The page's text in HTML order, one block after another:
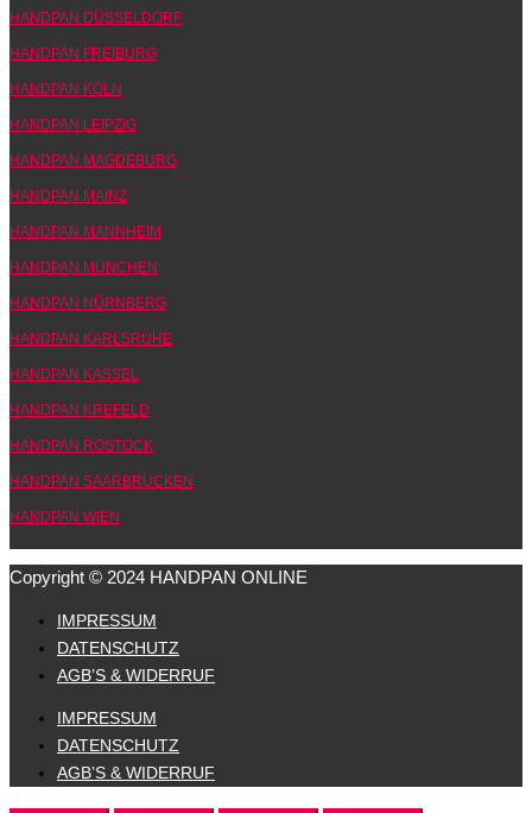
HANDPAN DÜSSELDORF
HANDPAN FREIBURG
HANDPAN KÖLN
HANDPAN LEIPZIG
HANDPAN MAGDEBURG
HANDPAN MAINZ
HANDPAN MANNHEIM
HANDPAN MÜNCHEN
HANDPAN NÜRNBERG
HANDPAN KARLSRUHE
HANDPAN KASSEL
HANDPAN KREFELD
HANDPAN ROSTOCK
HANDPAN SAARBRÜCKEN
HANDPAN WIEN
Copyright © 2024 HANDPAN ONLINE
IMPRESSUM
DATENSCHUTZ
AGB’S & WIDERRUF
IMPRESSUM
DATENSCHUTZ
AGB’S & WIDERRUF